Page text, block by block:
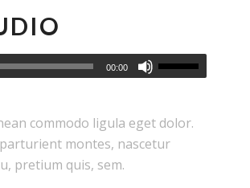
00:00
commodo ligula eget dolor.
montes, nascetur
pretium quis, sem.